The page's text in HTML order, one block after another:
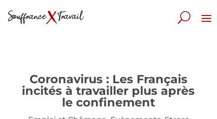
Coronavirus : Les Français
incités à travailler plus après
le confinement